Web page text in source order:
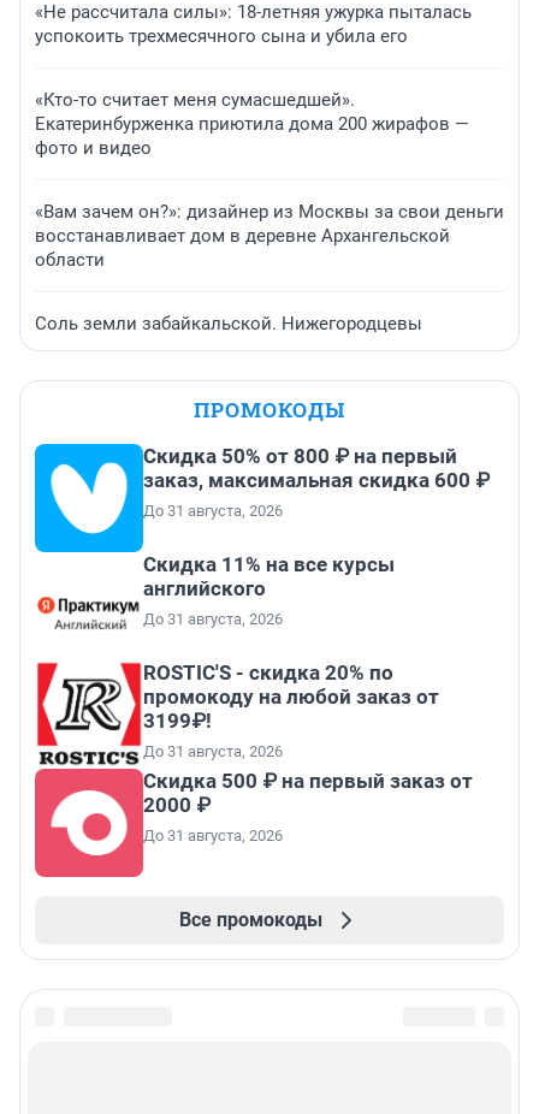
«Не рассчитала силы»: 18-летняя ужурка пыталась
успокоить трехмесячного сына и убила его
«Кто-то считает меня сумасшедшей».
Екатеринбурженка приютила дома 200 жирафов —
фото и видео
«Вам зачем он?»: дизайнер из Москвы за свои деньги
восстанавливает дом в деревне Архангельской
области
Соль земли забайкальской. Нижегородцевы
ПРОМОКОДЫ
Скидка 50% от 800 ₽ на первый
заказ, максимальная скидка 600 ₽
До 31 августа, 2026
Скидка 11% на все курсы
английского
До 31 августа, 2026
ROSTIC'S - скидка 20% по
промокоду на любой заказ от
3199₽!
До 31 августа, 2026
Скидка 500 ₽ на первый заказ от
2000 ₽
До 31 августа, 2026
Все промокоды